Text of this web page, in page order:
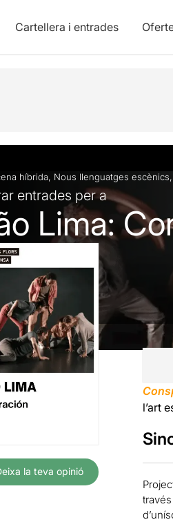
Cartellera i entrades
Fitxa artística Fotos i vídeos
híbrida, Nous llenguatges escènics,
entrades per a
Lima:
la teva opinió
l’art